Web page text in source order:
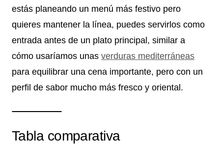
estás planeando un menú más festivo pero
quieres mantener la línea, puedes servirlos como
entrada antes de un plato principal, similar a
cómo usaríamos unas verduras mediterráneas
para equilibrar una cena importante, pero con un
perfil de sabor mucho más fresco y oriental.
Tabla comparativa